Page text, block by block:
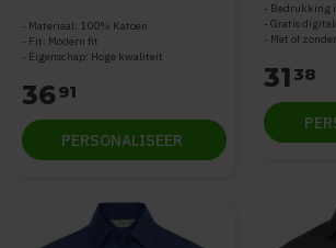
Materiaal: 100% Katoen
Fit: Modern fit
Eigenschap: Hoge kwaliteit
3691
PERSONALISEER
Bedrukking
Gratis
Met of
31 38